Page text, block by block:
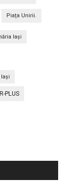
Piața Unirii.
Iași
Iași
PLUS